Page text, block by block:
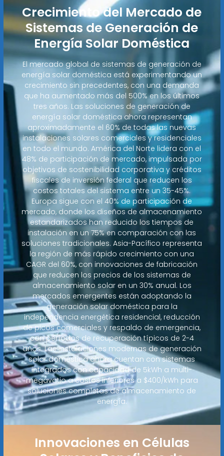
Crecimiento del Mercado de
Sistemas de Generación de
Energía Solar Doméstica
El mercado global de sistemas de generación de
energía solar doméstica está experimentando un
crecimiento sin precedentes, con una demanda
que ha aumentado más del 500% en los últimos
tres años. Las soluciones de generación de
energía solar doméstica ahora representan
aproximadamente el 60% de todas las nuevas
instalaciones solares comerciales y residenciales
en todo el mundo. América del Norte lidera con el
48% de participación de mercado, impulsada por
objetivos de sostenibilidad corporativa y créditos
fiscales de inversión federal que reducen los
costos totales del sistema entre un 35-45%.
Europa sigue con el 40% de participación de
mercado, donde los diseños de almacenamiento
estandarizados han reducido los tiempos de
instalación en un 75% en comparación con las
soluciones tradicionales. Asia-Pacífico representa
la región de más rápido crecimiento con una
CAGR del 60%, con innovaciones de fabricación
que reducen los precios de los sistemas de
almacenamiento solar en un 30% anual. Los
mercados emergentes están adoptando la
generación solar doméstica para la
independencia energética residencial, reducción
de picos comerciales y respaldo de emergencia,
con períodos de recuperación típicos de 2-4
años. Las instalaciones modernas de generación
solar doméstica ahora cuentan con sistemas
integrados con capacidad de 5kWh a multi-
megavatio a costos inferiores a $400/kWh para
soluciones completas de almacenamiento de
energía.
Innovaciones en Células